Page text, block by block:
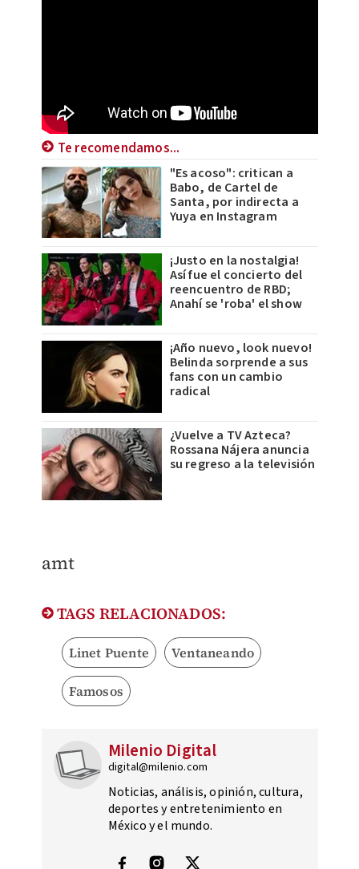
Te recomendamos...
"Es acoso": critican a
Babo, de Cartel de
Santa, por indirecta a
Yuya en Instagram
¡Justo en la nostalgia!
Así fue el concierto del
reencuentro de RBD;
Anahí se 'roba' el show
¡Año nuevo, look nuevo!
Belinda sorprende a sus
fans con un cambio
radical
¿Vuelve a TV Azteca?
Rossana Nájera anuncia
su regreso a la televisión
amt
TAGS RELACIONADOS:
Linet Puente Ventaneando
Famosos
Milenio Digital
digital@milenio.com
Noticias, análisis, opinión, cultura,
deportes y entretenimiento en
México y el mundo.